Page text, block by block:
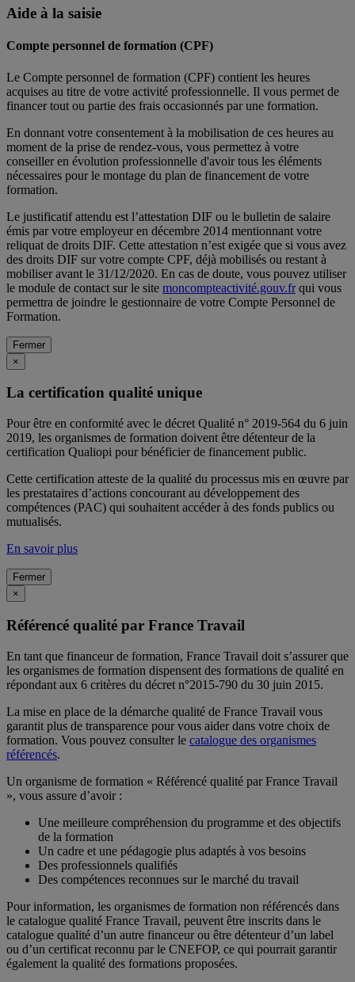
Aide à la saisie
Compte personnel de formation (CPF)
Le Compte personnel de formation (CPF) contient les heures
acquises au titre de votre activité professionnelle. Il vous permet de
financer tout ou partie des frais occasionnés par une formation.
En donnant votre consentement à la mobilisation de ces heures au
moment de la prise de rendez-vous, vous permettez à votre
conseiller en évolution professionnelle d'avoir tous les éléments
nécessaires pour le montage du plan de financement de votre
formation.
Le justificatif attendu est l’attestation DIF ou le bulletin de salaire
émis par votre employeur en décembre 2014 mentionnant votre
reliquat de droits DIF. Cette attestation n’est exigée que si vous avez
des droits DIF sur votre compte CPF, déjà mobilisés ou restant à
mobiliser avant le 31/12/2020. En cas de doute, vous pouvez utiliser
le module de contact sur le site moncompteactivité.gouv.frqui vous
permettra de joindre le gestionnaire de votre Compte Personnel de
Formation.
Fermer
×
La certification qualité unique
Pour être en conformité avec le décret Qualité n° 2019-564 du 6 juin
2019, les organismes de formation doivent être détenteur de la
certification Qualiopi pour bénéficier de financement public.
Cette certification atteste de la qualité du processus mis en œuvre par
les prestataires d’actions concourant au développement des
compétences (PAC) qui souhaitent accéder à des fonds publics ou
mutualisés.
En savoir plus
Fermer
×
Référencé qualité par France Travail
En tant que financeur de formation, France Travail doit s’assurer que
les organismes de formation dispensent des formations de qualité en
répondant aux 6 critères du décret n°2015-790 du 30 juin 2015.
La mise en place de la démarche qualité de France Travail vous
garantit plus de transparence pour vous aider dans votre choix de
formation. Vous pouvez consulter le catalogue des organismes
référencés.
Un organisme de formation « Référencé qualité par France Travail
», vous assure d’avoir :
Une meilleure compréhension du programme et des objectifs
de la formation
Un cadre et une pédagogie plus adaptés à vos besoins
Des professionnels qualifiés
Des compétences reconnues sur le marché du travail
Pour information, les organismes de formation non référencés dans
le catalogue qualité France Travail, peuvent être inscrits dans le
catalogue qualité d’un autre financeur ou être détenteur d’un label
ou d’un certificat reconnu par le CNEFOP, ce qui pourrait garantir
également la qualité des formations proposées.